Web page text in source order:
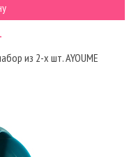
из 2-х шт. AYOUME